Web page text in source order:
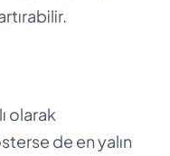
olarak
de en yalın